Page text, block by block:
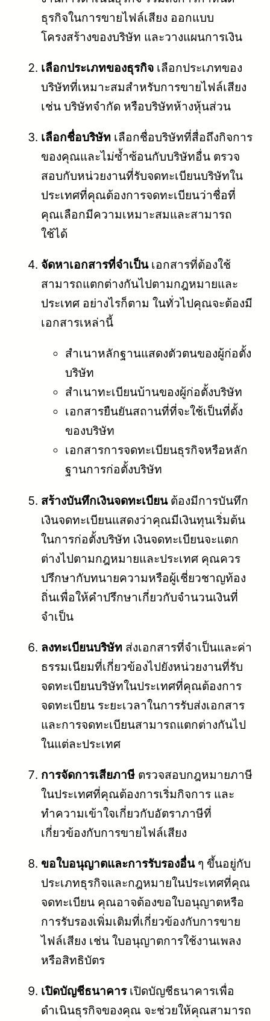
ธุรกิจในการขายไฟล์เสียง ออกแบบ
โครงสร้างของบริษัท และวางแผนการเงิน
เลือกประเภทของธุรกิจ เลือกประเภทของ
บริษัทที่เหมาะสมสำหรับการขายไฟล์เสียง
เช่น บริษัทจำกัด หรือบริษัทห้างหุ้นส่วน
เลือกชื่อบริษัท เลือกชื่อบริษัทที่สื่อถึงกิจการ
ของคุณและไม่ซ้ำซ้อนกับบริษัทอื่น ตรวจ
สอบกับหน่วยงานที่รับจดทะเบียนบริษัทใน
ประเทศที่คุณต้องการจดทะเบียนว่าชื่อที่
คุณเลือกมีความเหมาะสมและสามารถ
ใช้ได้
จัดหาเอกสารที่จำเป็นเอกสารที่ต้องใช้
สามารถแตกต่างกันไปตามกฎหมายและ
ประเทศ อย่างไรก็ตาม ในทั่วไปคุณจะต้องมี
เอกสารเหล่านี้
สำเนาหลักฐานแสดงตัวตนของผู้ก่อตั้ง
บริษัท
สำเนาทะเบียนบ้านของผู้ก่อตั้งบริษัท
เอกสารยืนยันสถานที่ที่จะใช้เป็นที่ตั้ง
ของบริษัท
เอกสารการจดทะเบียนธุรกิจหรือหลัก
ฐานการก่อตั้งบริษัท
สร้างบันทึกเงินจดทะเบียนต้องมีการบันทึก
เงินจดทะเบียนแสดงว่าคุณมีเงินทุนเริ่มต้น
ในการก่อตั้งบริษัท เงินจดทะเบียนจะแตก
ต่างไปตามกฎหมายและประเทศ คุณควร
ปรึกษากับทนายความหรือผู้เชี่ยวชาญท้อง
ถิ่นเพื่อให้คำปรึกษาเกี่ยวกับจำนวนเงินที่
จำเป็น
ลงทะเบียนบริษัท ส่งเอกสารที่จำเป็นและค่า
ธรรมเนียมที่เกี่ยวข้องไปยังหน่วยงานที่รับ
จดทะเบียนบริษัทในประเทศที่คุณต้องการ
จดทะเบียน ระยะเวลาในการรับส่งเอกสาร
และการจดทะเบียนสามารถแตกต่างกันไป
ในแต่ละประเทศ
การจัดการเสียภาษี ตรวจสอบกฎหมายภาษี
ในประเทศที่คุณต้องการเริ่มกิจการ และ
ทำความเข้าใจเกี่ยวกับอัตราภาษีที่
เกี่ยวข้องกับการขายไฟล์เสียง
ขอใบอนุญาตและการรับรองอื่นๆ ขึ้นอยู่กับ
ประเภทธุรกิจและกฎหมายในประเทศที่คุณ
จดทะเบียน คุณอาจต้องขอใบอนุญาตหรือ
การรับรองเพิ่มเติมที่เกี่ยวข้องกับการขาย
ไฟล์เสียง เช่น ใบอนุญาตการใช้งานเพลง
หรือสิทธิบัตร
เปิดบัญชีธนาคารเปิดบัญชีธนาคารเพื่อ
ดำเนินธุรกิจของคุณ จะช่วยให้คุณสามารถ